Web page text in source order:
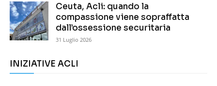
Ceuta, Acli: quando la
compassione viene sopraffatta
dall’ossessione securitaria
31 Luglio 2026
INIZIATIVE ACLI